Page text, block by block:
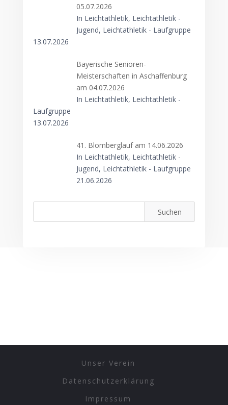
05.07.2026
In Leichtathletik, Leichtathletik -
Jugend, Leichtathletik - Laufgruppe
13.07.2026
Bayerische Senioren-
Meisterschaften in Aschaffenburg
am 04.07.2026
In Leichtathletik, Leichtathletik -
Laufgruppe
13.07.2026
41. Blomberglauf am 14.06.2026
In Leichtathletik, Leichtathletik -
Jugend, Leichtathletik - Laufgruppe
21.06.2026
Unser Verein
Datenschutzerklärung
Impressum